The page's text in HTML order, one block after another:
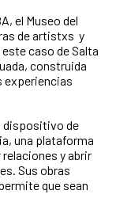
el Museo del
de artistxs y
caso de Salta
construida
experiencias
dispositivo de
una plataforma
y abrir
Sus obras
que sean